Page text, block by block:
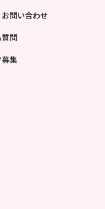
問い合わせ
問
集